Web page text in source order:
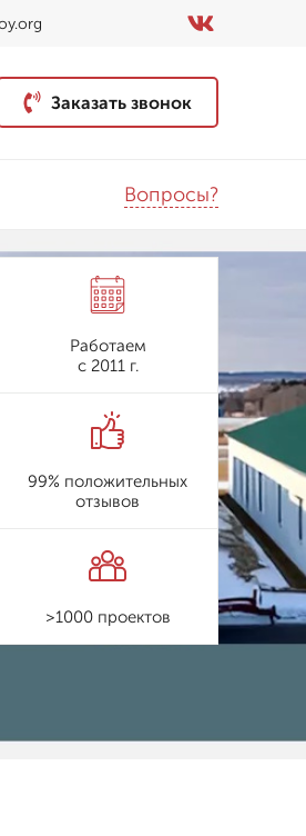
Заказать звонок
Вопросы?
Работаем
с 2011 г.
99% положительных
отзывов
>1000 проектов